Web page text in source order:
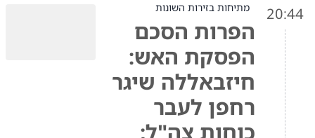
20:44 מתיחות בזירות השונות
הפרות הסכם
הפסקת האש:
חיזבאללה שיגר
רחפן לעבר
כוחות צה"ל;